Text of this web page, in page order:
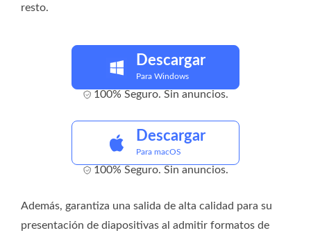
resto.
Descargar
Para Windows
100% Seguro. Sin anuncios.
Descargar
Para macOS
100% Seguro. Sin anuncios.
Además, garantiza una salida de alta calidad para su
presentación de diapositivas al admitir formatos de